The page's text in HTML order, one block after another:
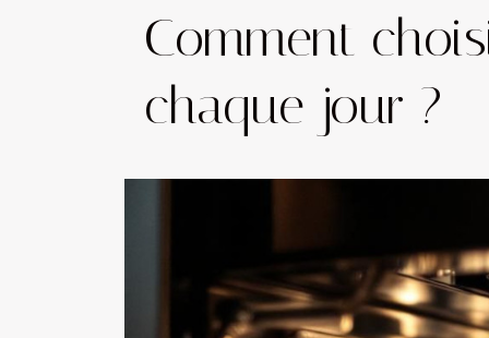
Comment
chaque jour ?